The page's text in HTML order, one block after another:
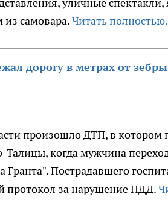
самовара.Читать
дорогу в метрах от
произошло ДТП, в
Талицы, когда мужчина
Пострадавшего
протокол за нарушение ПДД.